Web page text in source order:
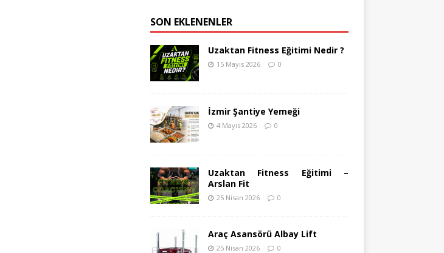
SON EKLENENLER
Uzaktan Fitness Eğitimi Nedir ?
15 Mayıs 2026 0
İzmir Şantiye Yemeği
4 Mayıs 2026 0
Uzaktan Fitness Eğitimi –
Arslan Fit
25 Nisan 2026 0
Araç Asansörü Albay Lift
25 Nisan 2026 0